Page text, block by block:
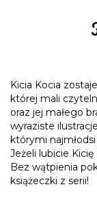
Kicia Kocia
której mali
oraz jej małego
wyraziste
którymi
Jeżeli lubicie
Bez wątpienia
książeczki z serii!